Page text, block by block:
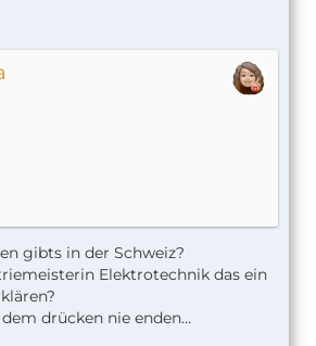
gibts in der Schweiz?
Elektrotechnik das ein
drücken nie enden…